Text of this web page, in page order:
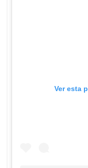
Ver esta